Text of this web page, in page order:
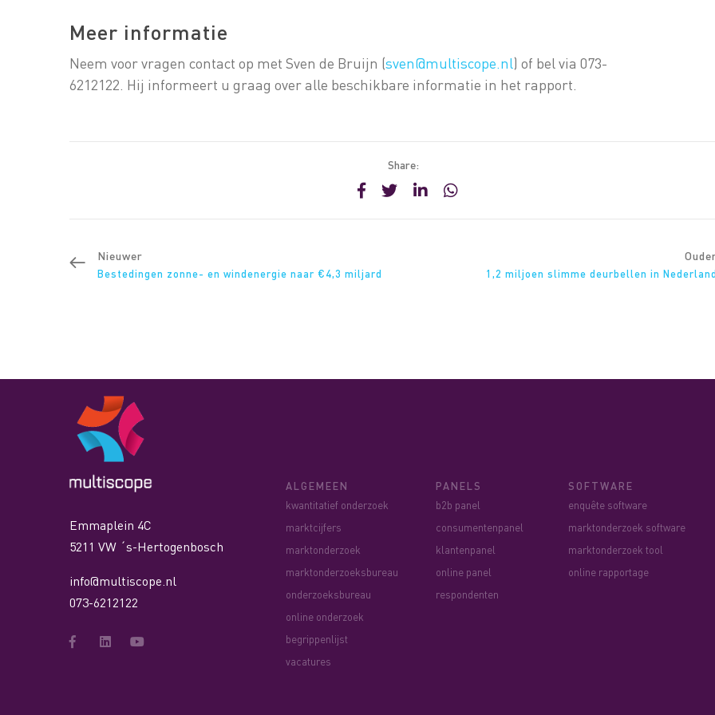
Meer informatie
Neem voor vragen contact op met Sven de Bruijn (sven@multiscope.nl) of bel via 073-
6212122. Hij informeert u graag over alle beschikbare informatie in het rapport.
Share:
Nieuwer
Bestedingen zonne- en windenergie naar €4,3 miljard 1,2 miljoen slimme deurbellen in
Emmaplein 4C
5211 VW ´s-Hertogenbosch
info@multiscope.nl
073-6212122
ALGEMEEN
kwantitatief onderzoek
marktcijfers
marktonderzoek
marktonderzoeksbureau
onderzoeksbureau
online onderzoek
begrippenlijst
vacatures
PANELS
b2b panel
consumentenpanel
klantenpanel
online panel
respondenten
SOFTWARE
enquête software
marktonderzoek software
marktonderzoek tool
online rapportage